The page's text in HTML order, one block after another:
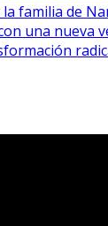
familia de
una nueva